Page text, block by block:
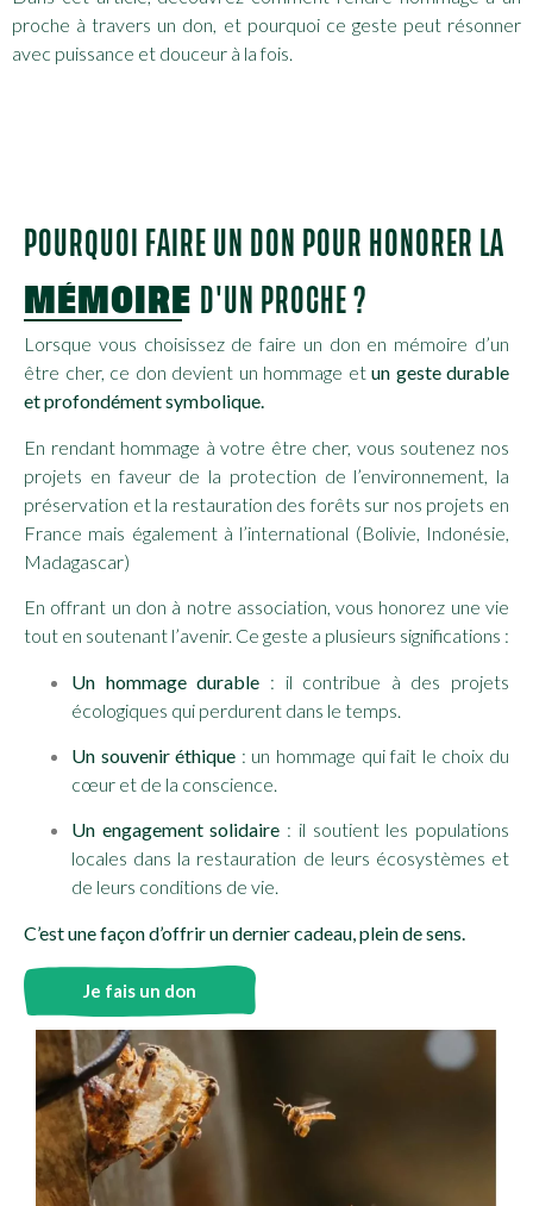
proche à travers un don, et pourquoi ce geste peut résonner
avec puissance et douceur à la fois.
POURQUOI FAIRE UN DON POUR HONORER LA
MÉMOIRE D'UN PROCHE ?
Lorsque vous choisissez de faire un don en mémoire d’un
être cher, ce don devient un hommage et un geste durable
et profondément symbolique.
En rendant hommage à votre être cher, vous soutenez nos
projets en faveur de la protection de l’environnement, la
préservation et la restauration des forêts sur nos projets en
France mais également à l’international (Bolivie, Indonésie,
Madagascar)
En offrant un don à notre association, vous honorez une vie
tout en soutenant l’avenir. Ce geste a plusieurs significations :
Un hommage durable : il contribue à des projets
écologiques qui perdurent dans le temps.
Un souvenir éthique : un hommage qui fait le choix du
cœur et de la conscience.
Un engagement solidaire : il soutient les populations
locales dans la restauration de leurs écosystèmes et
de leurs conditions de vie.
C’est une façon d’offrir un dernier cadeau, plein de sens.
Je fais un don